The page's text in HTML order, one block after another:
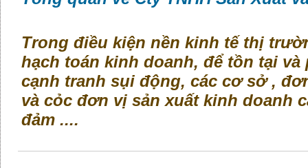
Trong điều kiện nền kinh tế thị
hạch toán kinh doanh, để tồn tại
cạnh tranh sụi động, các cơ sở ,
và cỏc đơn vị sản xuất kinh doanh
đảm ....